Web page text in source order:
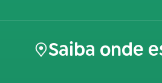
Saiba onde